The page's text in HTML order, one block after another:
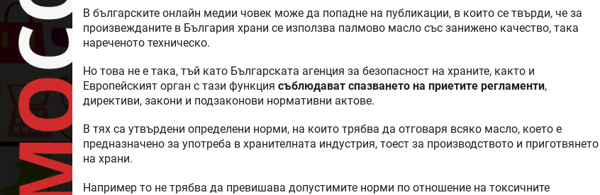
В българските онлайн медии човек може да попадне на публикации, в които се твърди, че за
произвежданите в България храни се използва палмово масло със занижено качество, така
нареченото техническо.
Но това не е така, тъй като Българската агенция за безопасност на храните, както и
Европейският орган с тази функция съблюдават спазването на приетите регламенти,
директиви, закони и подзаконови нормативни актове.
В тях са утвърдени определени норми, на които трябва да отговаря всяко масло, което е
предназначено за употреба в хранителната индустрия, тоест за производството и приготвянето
на храни.
Например то не трябва да превишава допустимите норми по отношение на токсичните